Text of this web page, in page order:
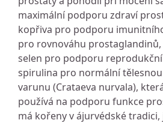
maximální podporu zdraví
kopřiva pro podporu
pro rovnováhu prostaglandinů,
selen pro podporu
spirulina pro normální
varunu (Crataeva nurvala),
používá na podporu funkce
má kořeny v ájurvédské